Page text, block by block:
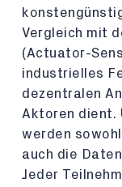
Vergleich mit
(Actuator-
industrielles
dezentralen
Aktoren dient.
werden
auch die
Jeder